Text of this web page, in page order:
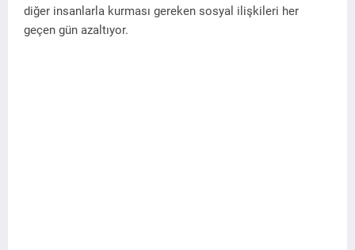
diğer insanlarla kurması gereken sosyal ilişkileri her
geçen gün azaltıyor.